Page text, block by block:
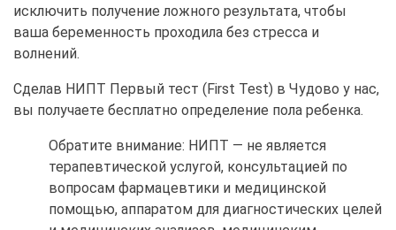
исключить получение ложного результата, чтобы
ваша беременность проходила без стресса и
волнений.
Сделав НИПТ Первый тест (First Test) в Чудово у нас,
вы получаете бесплатно определение пола ребенка.
Обратите внимание: НИПТ — не является
терапевтической услугой, консультацией по
вопросам фармацевтики и медицинской
помощью, аппаратом для диагностических целей